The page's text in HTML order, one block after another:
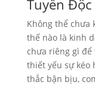
Tuyến
Không thể chưa
thế nào là kinh
chưa riêng gì để
thiết yếu sự kéo
thắc bận bịu,